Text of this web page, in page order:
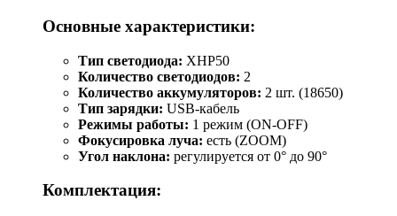
Основные характеристики:
Тип светодиода: XHP50
Количество светодиодов: 2
Количество аккумуляторов: 2 шт. (18650)
Тип зарядки: USB-кабель
Режимы работы: 1 режим (ON-OFF)
Фокусировка луча: есть (ZOOM)
Угол наклона: регулируется от 0° до 90°
Комплектация: